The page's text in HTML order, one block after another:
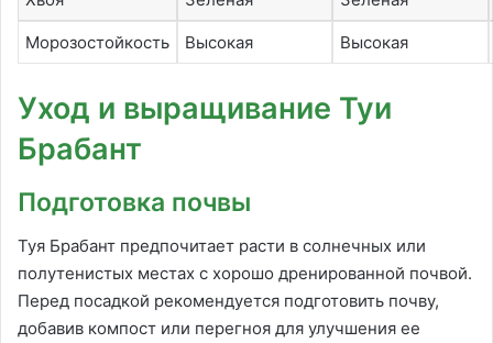
Морозостойкость Высокая Высокая
Уход и выращивание Туи
Брабант
Подготовка почвы
Туя Брабант предпочитает расти в солнечных или
полутенистых местах с хорошо дренированной почвой.
Перед посадкой рекомендуется подготовить почву,
добавив компост или перегноя для улучшения ее